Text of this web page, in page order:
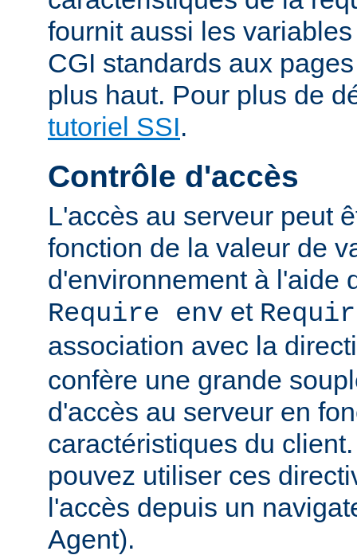
fournit aussi les
CGI standards aux
plus haut. Pour plus de
tutoriel SSI.
Contrôle d'accès
L'accès au serveur peut
fonction de la valeur de
d'environnement à l'aide
Require env et
association avec la
confère une grande
d'accès au serveur en
caractéristiques du
pouvez utiliser ces
l'accès depuis un
Agent).